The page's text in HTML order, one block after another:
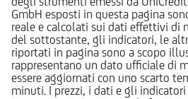
GmbH esposti in questa pagina
reale e calcolati sui dati effettivi di
del sottostante, gli indicatori, le
riportati in pagina sono a scopo
rappresentano un dato ufficiale di
essere aggiornati con uno scarto
minuti. I prezzi, i dati e gli